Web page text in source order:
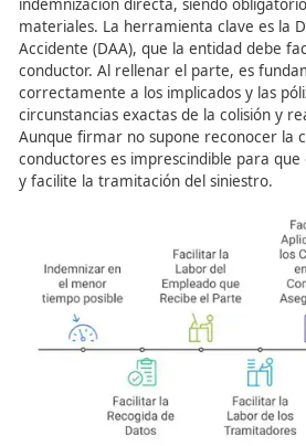
implicadas y acreditar la
interés legítimo para obtener
si es la única vía para reclamar
daños.
La Declaración
Para agilizar el cobro de
sanitaria, las aseguradoras se
indemnización directa, siendo
materiales. La herramienta
Accidente (DAA), que la entidad
conductor. Al rellenar el parte,